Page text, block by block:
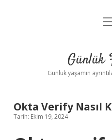
Yasal
Günlük yaşamın
Okta Verify Nasıl
Tarih: Ekim 19, 2024